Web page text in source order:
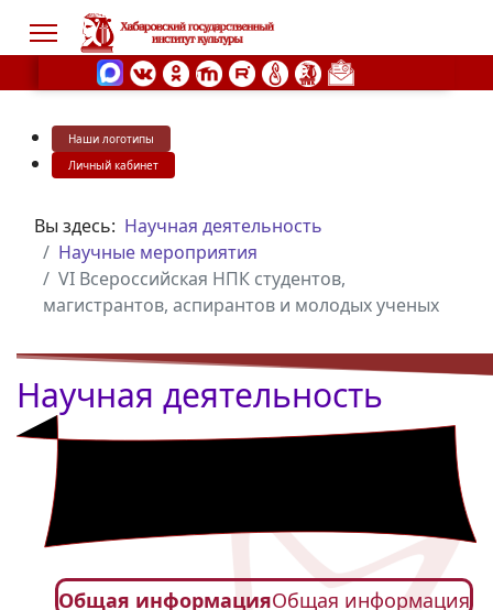
Наши логотипы
Личный кабинет
Вы здесь: Научная деятельность
Научные мероприятия
VI Всероссийская НПК студентов,
магистрантов, аспирантов и молодых ученых
Научная деятельность
Общая информацияОбщая информация